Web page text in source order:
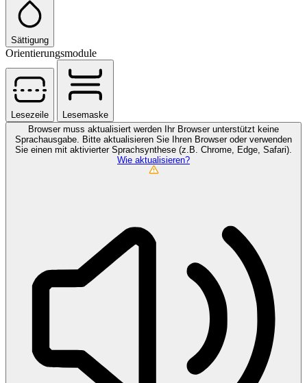
Sättigung
Orientierungsmodule
Lesezeile
Lesemaske
Browser muss aktualisiert werden Ihr Browser unterstützt keine
Sprachausgabe. Bitte aktualisieren Sie Ihren Browser oder verwenden
Sie einen mit aktivierter Sprachsynthese (z.B. Chrome, Edge, Safari).
Wie aktualisieren?